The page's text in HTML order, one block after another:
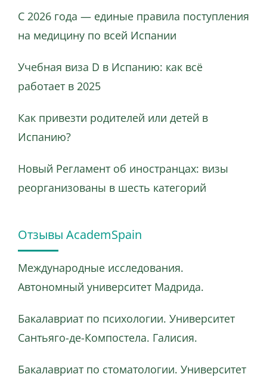
С 2026 года — единые правила поступления
на медицину по всей Испании
Учебная виза D в Испанию: как всё
работает в 2025
Как привезти родителей или детей в
Испанию?
Новый Регламент об иностранцах: визы
реорганизованы в шесть категорий
Отзывы AcademSpain
Международные исследования.
Автономный университет Мадрида.
Бакалавриат по психологии. Университет
Сантьяго-де-Компостела. Галисия.
Бакалавриат по стоматологии. Университет